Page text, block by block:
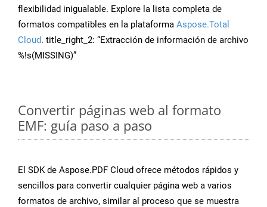
flexibilidad inigualable. Explore la lista completa de
formatos compatibles en la plataforma Aspose.Total
Cloud. title_right_2: “Extracción de información de archivo
%!s(MISSING)”
Convertir páginas web al formato
EMF: guía paso a paso
El SDK de Aspose.PDF Cloud ofrece métodos rápidos y
sencillos para convertir cualquier página web a varios
formatos de archivo, similar al proceso que se muestra